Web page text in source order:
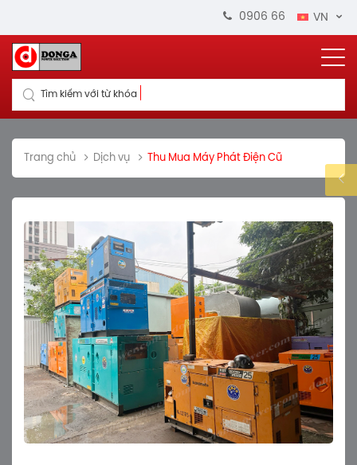
0906 664 711 VN
Tìm kiếm với từ khóa
Trang chủ Dịch vụ Thu Mua Máy Phát Điện Cũ